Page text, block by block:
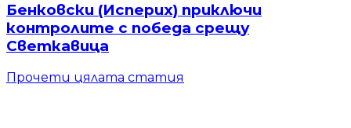
Бенковски (Исперих) приключи
контролите с победа срещу
Светкавица
Прочети цялата статия